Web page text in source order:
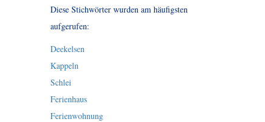
Diese Stichwörter wurden am häufigsten
aufgerufen:
Deekelsen
Kappeln
Schlei
Ferienhaus
Ferienwohnung